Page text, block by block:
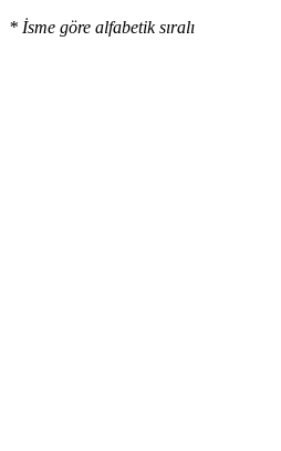
* İsme göre alfabetik sıralı